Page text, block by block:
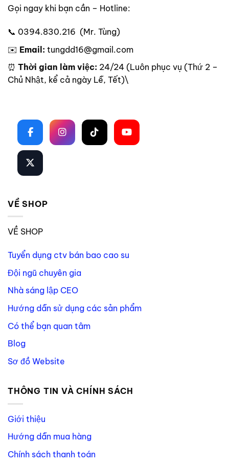
Gọi ngay khi bạn cần – Hotline:
📞 0394.830.216 (Mr. Tùng)
✉️ Email: tungdd16@gmail.com
⏰ Thời gian làm việc: 24/24 (Luôn phục vụ (Thứ 2 –
Chủ Nhật, kể cả ngày Lễ, Tết)\
VỀ SHOP
VỀ SHOP
Tuyển dụng ctv bán bao cao su
Đội ngũ chuyên gia
Nhà sáng lập CEO
Hướng dẫn sử dụng các sản phẩm
Có thể bạn quan tâm
Blog
Sơ đồ Website
THÔNG TIN VÀ CHÍNH SÁCH
Giới thiệu
Hướng dẫn mua hàng
Chính sách thanh toán